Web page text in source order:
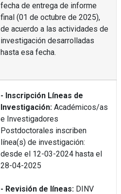
fecha de entrega de informe
final (01 de octubre de 2025),
de acuerdo a las actividades de
investigación desarrolladas
hasta esa fecha.
- Inscripción Líneas de
Investigación:Académicos/as
e Investigadores
Postdoctorales inscriben
línea(s) de investigación:
desde el 12-03-2024 hasta el
28-04-2025
- Revisión de líneas:DINV